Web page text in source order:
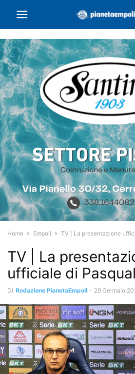
Home Empoli TV | La presentazione
TV | La
ufficiale di
Di Redazione PianetaEmpoli - 29 Gennaio